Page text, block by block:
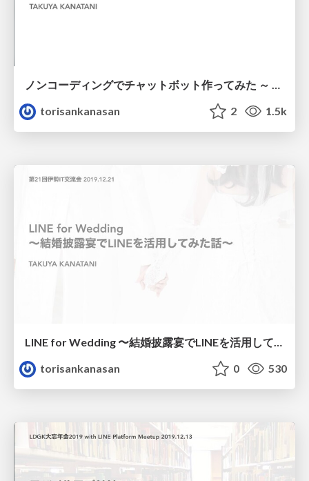
ノンコーディングでチャットボット作ってみた ～ Azure Tech Lab. in WEST 年末年始に Cognitive Service を使い倒してみた件 ～/MSIgniteTheTour
torisankanasan
2 1.5k
LINE for Wedding 〜結婚披露宴でLINEを活用してみた話〜
torisankanasan
0 530